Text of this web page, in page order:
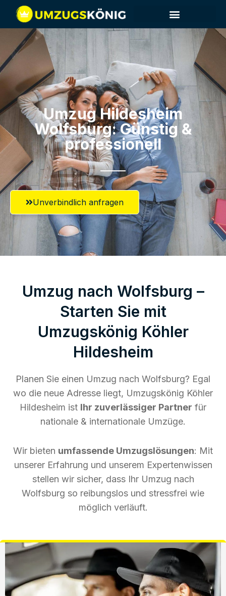
Umzug Hildesheim​
Wolfsburg: Günstig &
professionell​
Unverbindlich anfragen
Umzug nach Wolfsburg –
Starten Sie mit
Umzugskönig Köhler
Hildesheim
Planen Sie einen Umzug nach Wolfsburg? Egal
wo die neue Adresse liegt, Umzugskönig Köhler
Hildesheim ist Ihr zuverlässiger Partner für
nationale & internationale Umzüge.
Wir bieten umfassende Umzugslösungen: Mit
unserer Erfahrung und unserem Expertenwissen
stellen wir sicher, dass Ihr Umzug nach
Wolfsburg so reibungslos und stressfrei wie
möglich verläuft.